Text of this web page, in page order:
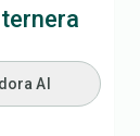
AI